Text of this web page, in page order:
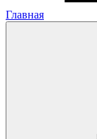
Главная